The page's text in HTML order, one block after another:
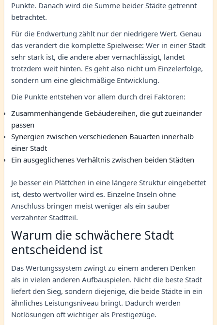
Punkte. Danach wird die Summe beider Städte getrennt
betrachtet.
Für die Endwertung zählt nur der niedrigere Wert. Genau
das verändert die komplette Spielweise: Wer in einer Stadt
sehr stark ist, die andere aber vernachlässigt, landet
trotzdem weit hinten. Es geht also nicht um Einzelerfolge,
sondern um eine gleichmäßige Entwicklung.
Die Punkte entstehen vor allem durch drei Faktoren:
Zusammenhängende Gebäudereihen, die gut zueinander
passen
Synergien zwischen verschiedenen Bauarten innerhalb
einer Stadt
Ein ausgeglichenes Verhältnis zwischen beiden Städten
Je besser ein Plättchen in eine längere Struktur eingebettet
ist, desto wertvoller wird es. Einzelne Inseln ohne
Anschluss bringen meist weniger als ein sauber
verzahnter Stadtteil.
Warum die schwächere Stadt
entscheidend ist
Das Wertungssystem zwingt zu einem anderen Denken
als in vielen anderen Aufbauspielen. Nicht die beste Stadt
liefert den Sieg, sondern diejenige, die beide Städte in ein
ähnliches Leistungsniveau bringt. Dadurch werden
Notlösungen oft wichtiger als Prestigezüge.